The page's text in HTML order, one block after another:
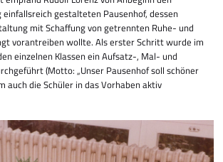
gestalteten Pausenhof, dessen
mit Schaffung von getrennten Ruhe- und
vorantreiben wollte. Als erster Schritt wurde im
einzelnen Klassen ein Aufsatz-, Mal- und
(Motto: „Unser Pausenhof soll schöner
auch die Schüler in das Vorhaben aktiv